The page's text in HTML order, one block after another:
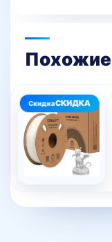
Этот
товар
имеет
несколько
вариаций.
выбрать